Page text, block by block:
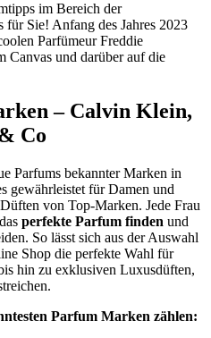
im Bereich der
für Sie! Anfang des Jahres 2023
Parfümeur Freddie
Canvas und darüber auf die
– Calvin Klein,
Co
Parfums bekannter Marken in
gewährleistet für Damen und
von Top-Marken. Jede Frau
perfekte Parfum finden und
So lässt sich aus der Auswahl
Shop die perfekte Wahl für
hin zu exklusiven Luxusdüften,
Parfum Marken zählen: